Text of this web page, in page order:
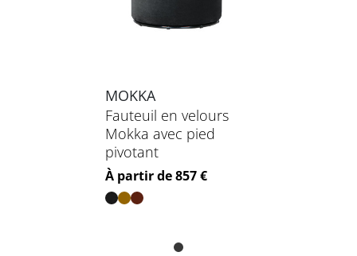
MOKKA
Fauteuil en velours
Mokka avec pied
pivotant
Prix
À partir de 857 €